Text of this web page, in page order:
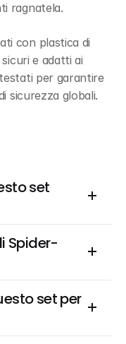
ragnatela.
con plastica di
e adatti ai
per garantire
sicurezza globali.
set
Spider-
set per